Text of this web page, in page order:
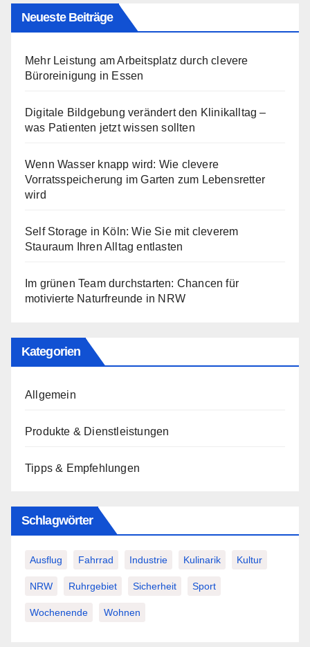
Neueste Beiträge
Mehr Leistung am Arbeitsplatz durch clevere
Büroreinigung in Essen
Digitale Bildgebung verändert den Klinikalltag –
was Patienten jetzt wissen sollten
Wenn Wasser knapp wird: Wie clevere
Vorratsspeicherung im Garten zum Lebensretter
wird
Self Storage in Köln: Wie Sie mit cleverem
Stauraum Ihren Alltag entlasten
Im grünen Team durchstarten: Chancen für
motivierte Naturfreunde in NRW
Kategorien
Allgemein
Produkte & Dienstleistungen
Tipps & Empfehlungen
Schlagwörter
Ausflug Fahrrad Industrie Kulinarik Kultur
NRW Ruhrgebiet Sicherheit Sport
Wochenende Wohnen